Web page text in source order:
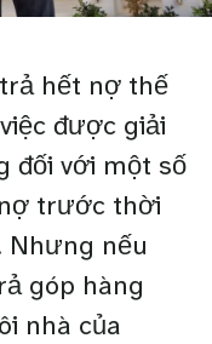
hết nợ thế
được giải
đối với một số
trước thời
Nhưng nếu
góp hàng
nhà của